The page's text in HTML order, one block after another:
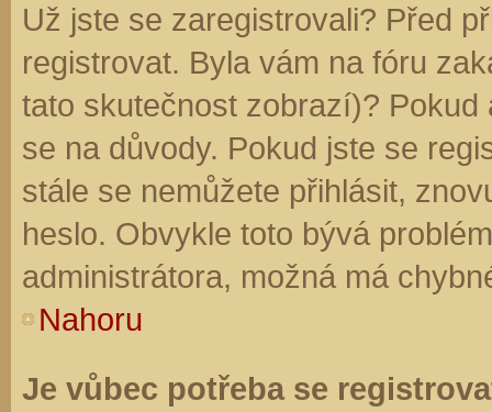
Už jste se zaregistrovali? Před
registrovat. Byla vám na fóru
tato skutečnost zobrazí)?
se na důvody. Pokud jste se
stále se nemůžete přihlásit,
heslo. Obvykle toto bývá
administrátora, možná má
Nahoru
Je vůbec potřeba se